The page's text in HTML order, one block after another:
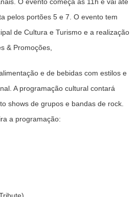
pelos portões 5 e 7. O evento tem
de Cultura e Turismo e a realização
& Promoções,
e de bebidas com estilos e
A programação cultural contará
shows de grupos e bandas de rock.
a programação: